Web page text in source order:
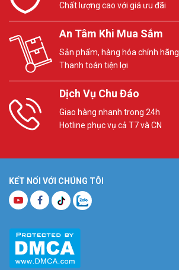
Chất lượng cao với giá ưu đãi
An Tâm Khi Mua Sắm
Sản phẩm, hàng hóa chính hãng
Thanh toán tiện lợi
Dịch Vụ Chu Đáo
Giao hàng nhanh trong 24h
Hotline phục vụ cả T7 và CN
KẾT NỐI VỚI CHÚNG TÔI